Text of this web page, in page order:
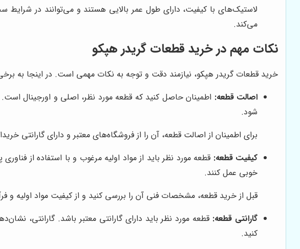
لاستیک‌های با کیفیت، دارای طول عمر بالایی هستند و می‌توانند در
می‌کند.
نکات مهم در خرید قطعات گریدر هپکو
خرید قطعات گریدر هپکو، نیازمند دقت و توجه به نکات مهمی است. در اینجا به
اصالت قطعه: اطمینان حاصل کنید که قطعه مورد نظر، اصلی و اورجینال
شود.
برای اطمینان از اصالت قطعه، آن را از فروشگاه‌های معتبر و دارای گارانتی
کیفیت قطعه: قطعه مورد نظر باید از مواد اولیه مرغوب و با استفاده از
خوبی عمل کنند.
قبل از خرید قطعه، مشخصات فنی آن را بررسی کنید و از کیفیت مواد اولیه و
گارانتی قطعه: قطعه مورد نظر باید دارای گارانتی معتبر باشد. گارانتی،
کنید.